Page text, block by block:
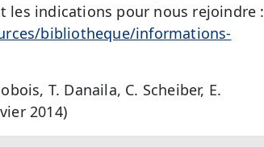
les indications pour nous rejoindre :
bibliotheque/informations-
T. Danaila, C. Scheiber, E.
2014)